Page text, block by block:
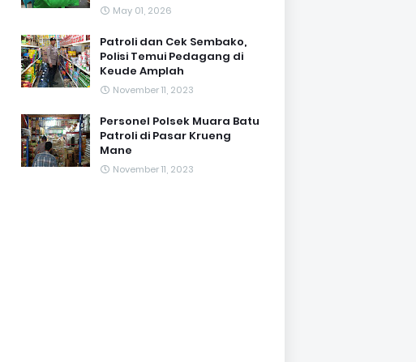
May 01, 2026
Patroli dan Cek Sembako,
Polisi Temui Pedagang di
Keude Amplah
November 11, 2023
Personel Polsek Muara Batu
Patroli di Pasar Krueng
Mane
November 11, 2023